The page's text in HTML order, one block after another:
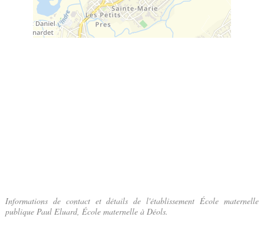
Informations de contact et détails de l'établissement École maternelle
publique Paul Eluard, École maternelle à Déols.